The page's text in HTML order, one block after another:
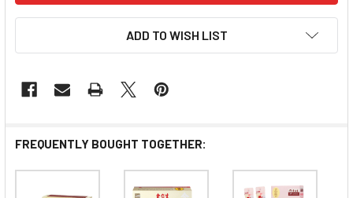
ADD TO WISH LIST
FREQUENTLY BOUGHT TOGETHER: